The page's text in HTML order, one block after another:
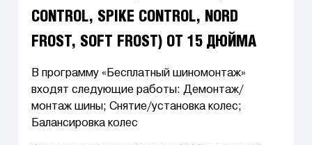
CONTROL, SPIKE CONTROL, NORD
FROST, SOFT FROST) ОТ 15 ДЮЙМА
В программу «Бесплатный шиномонтаж»
входят следующие работы: Демонтаж/
монтаж шины; Снятие/установка колес;
Балансировка колес